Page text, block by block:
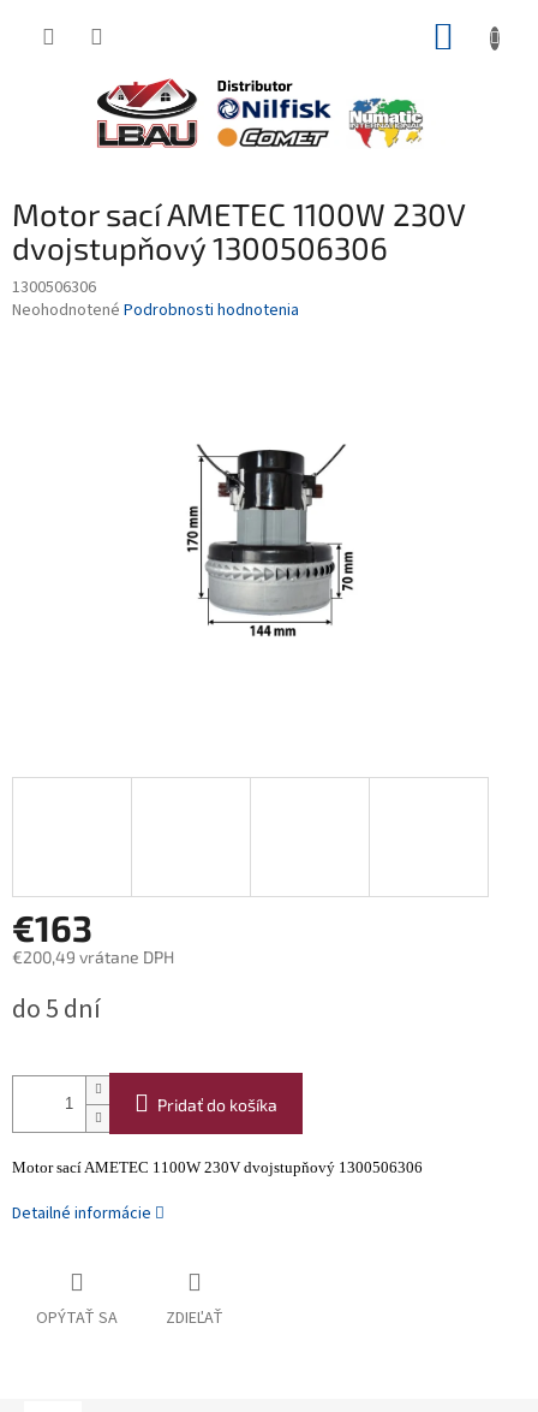
Motor sací AMETEC 1100W 230V
dvojstupňový 1300506306
1300506306
Priemerné
Neohodnotené Podrobnosti hodnotenia
€163
€200,49 vrátane DPH
cena:
do 5 dní
Pridať do košíka
Motor sací AMETEC 1100W 230V dvojstupňový 1300506306
Detailné informácie
OPÝTAŤ SA ZDIEĽAŤ